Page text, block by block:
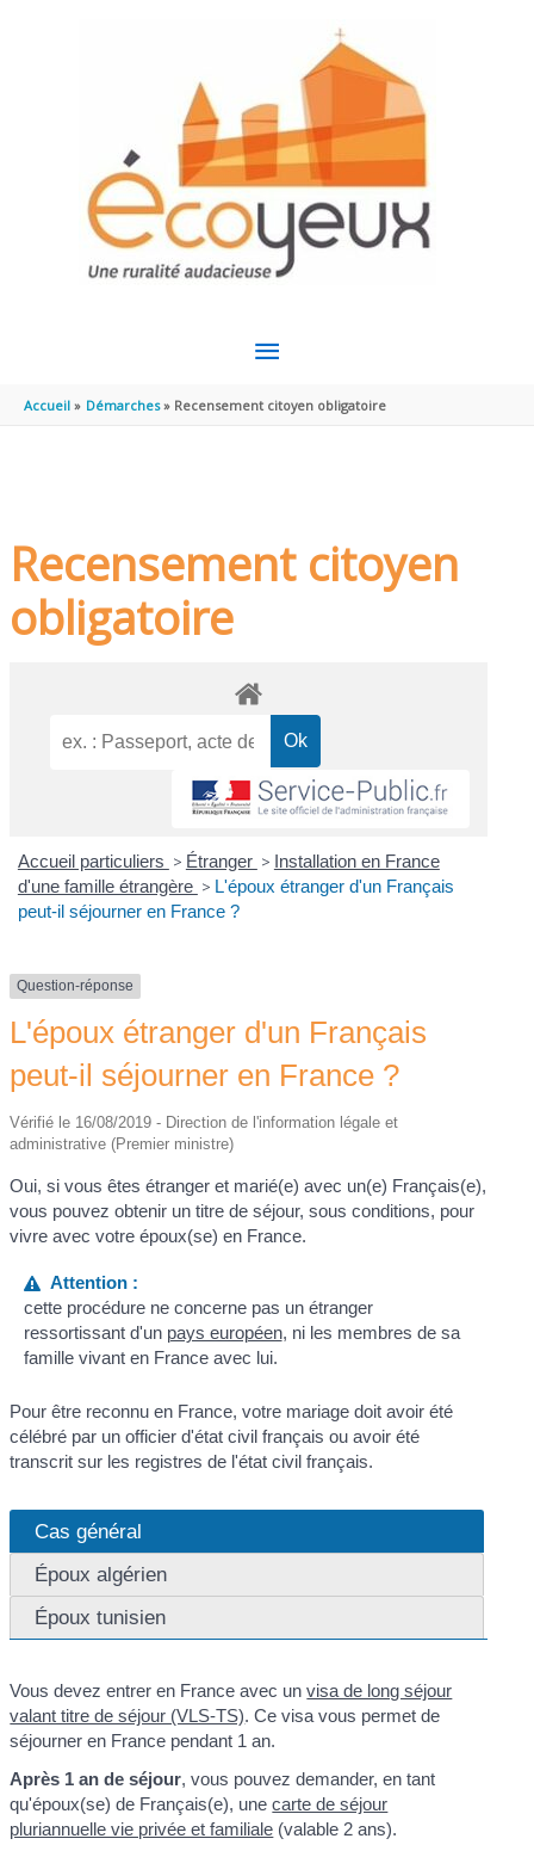
MENU
PRINCIPAL
Accueil Démarches Recensement citoyen obligatoire
Recensement citoyen
obligatoire
Accueil particuliers > Étranger > Installation en France
d'une famille étrangère > L'époux étranger d'un Français
peut-il séjourner en France ?
Question-réponse
L'époux étranger d'un Français
peut-il séjourner en France ?
Vérifié le 16/08/2019 - Direction de l'information légale et
administrative (Premier ministre)
Oui, si vous êtes étranger et marié(e) avec un(e) Français(e),
vous pouvez obtenir un titre de séjour, sous conditions, pour
vivre avec votre époux(se) en France.
Attention :
cette procédure ne concerne pas un étranger
ressortissant d'un pays européen, ni les membres de sa
famille vivant en France avec lui.
Pour être reconnu en France, votre mariage doit avoir été
célébré par un officier d'état civil français ou avoir été
transcrit sur les registres de l'état civil français.
Cas général
Époux algérien
Époux tunisien
Vous devez entrer en France avec unvisa de long séjour
valant titre de séjour (VLS-TS). Ce visa vous permet de
séjourner en France pendant 1 an.
Après 1 an de séjour, vous pouvez demander, en tant
qu'époux(se) de Français(e), unecarte de séjour
pluriannuelle vie privée et familiale (valable 2 ans).